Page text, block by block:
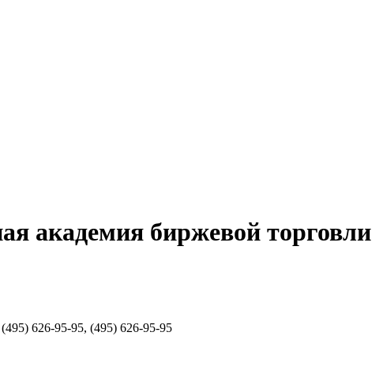
академия биржевой торговли
626-95-95, (495) 626-95-95